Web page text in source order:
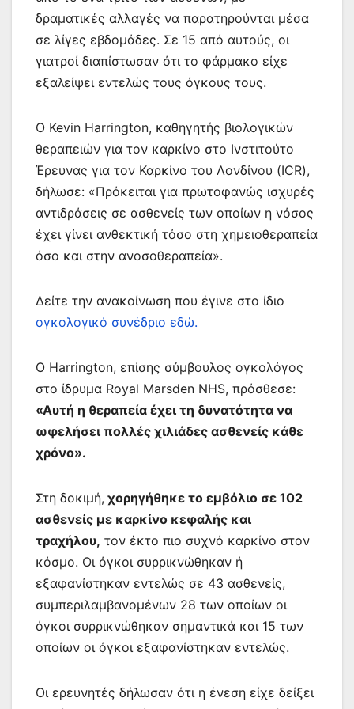
δραματικές αλλαγές να παρατηρούνται μέσα
σε λίγες εβδομάδες. Σε 15 από αυτούς, οι
γιατροί διαπίστωσαν ότι το φάρμακο είχε
εξαλείψει εντελώς τους όγκους τους.
Ο Kevin Harrington, καθηγητής βιολογικών
θεραπειών για τον καρκίνο στο Ινστιτούτο
Έρευνας για τον Καρκίνο του Λονδίνου (ICR),
δήλωσε: «Πρόκειται για πρωτοφανώς ισχυρές
αντιδράσεις σε ασθενείς των οποίων η νόσος
έχει γίνει ανθεκτική τόσο στη χημειοθεραπεία
όσο και στην ανοσοθεραπεία».
Δείτε την ανακοίνωση που έγινε στο ίδιο
ογκολογικό συνέδριο εδώ.
Ο Harrington, επίσης σύμβουλος ογκολόγος
στο ίδρυμα Royal Marsden NHS, πρόσθεσε:
«Αυτή η θεραπεία έχει τη δυνατότητα να
ωφελήσει πολλές χιλιάδες ασθενείς κάθε
χρόνο».
Στη δοκιμή, χορηγήθηκε το εμβόλιο σε 102
ασθενείς με καρκίνο κεφαλής και
τραχήλου, τον έκτο πιο συχνό καρκίνο στον
κόσμο. Οι όγκοι συρρικνώθηκαν ή
εξαφανίστηκαν εντελώς σε 43 ασθενείς,
συμπεριλαμβανομένων 28 των οποίων οι
όγκοι συρρικνώθηκαν σημαντικά και 15 των
οποίων οι όγκοι εξαφανίστηκαν εντελώς.
Οι ερευνητές δήλωσαν ότι η ένεση είχε δείξει